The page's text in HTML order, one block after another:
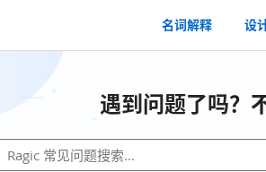
名词解释 设
遇到问题了吗？